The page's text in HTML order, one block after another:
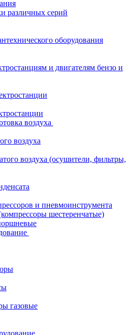
различных серий
оборудования
и двигателям бензо и
воздуха
воздуха
воздуха (осушители, фильтры,
и пневмоинструмента
шестеренчатые)
газовые